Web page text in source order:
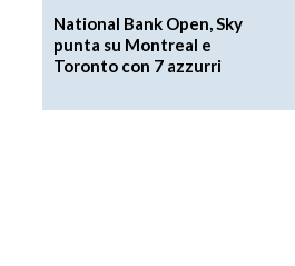
National Bank Open, Sky
punta su Montreal e
Toronto con 7 azzurri